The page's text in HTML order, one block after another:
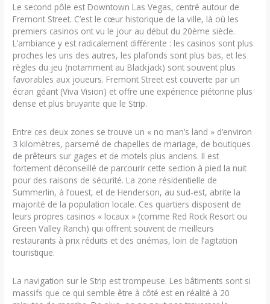
Le second pôle est Downtown Las Vegas, centré autour de
Fremont Street. C’est le cœur historique de la ville, là où les
premiers casinos ont vu le jour au début du 20ème siècle.
L’ambiance y est radicalement différente : les casinos sont plus
proches les uns des autres, les plafonds sont plus bas, et les
règles du jeu (notamment au Blackjack) sont souvent plus
favorables aux joueurs. Fremont Street est couverte par un
écran géant (Viva Vision) et offre une expérience piétonne plus
dense et plus bruyante que le Strip.
Entre ces deux zones se trouve un « no man’s land » d’environ
3 kilomètres, parsemé de chapelles de mariage, de boutiques
de prêteurs sur gages et de motels plus anciens. Il est
fortement déconseillé de parcourir cette section à pied la nuit
pour des raisons de sécurité. La zone résidentielle de
Summerlin, à l’ouest, et de Henderson, au sud-est, abrite la
majorité de la population locale. Ces quartiers disposent de
leurs propres casinos « locaux » (comme Red Rock Resort ou
Green Valley Ranch) qui offrent souvent de meilleurs
restaurants à prix réduits et des cinémas, loin de l’agitation
touristique.
La navigation sur le Strip est trompeuse. Les bâtiments sont si
massifs que ce qui semble être à côté est en réalité à 20